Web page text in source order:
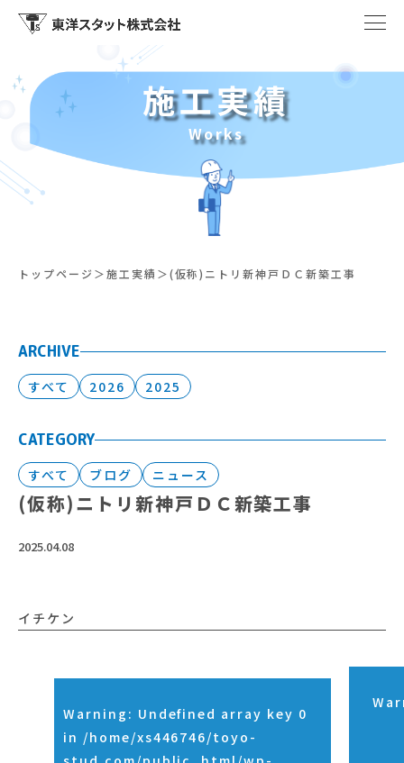
施工実績
Works
トップページ 施工実績 (仮称)ニトリ新神戸ＤＣ新築工事
ARCHIVE
すべて 2026 2025
CATEGORY
すべて ブログ ニュース
(仮称)ニトリ新神戸ＤＣ新築工事
2025.04.08
イチケン
Warning : Undefined array key 0
in /home/xs446746/toyo-